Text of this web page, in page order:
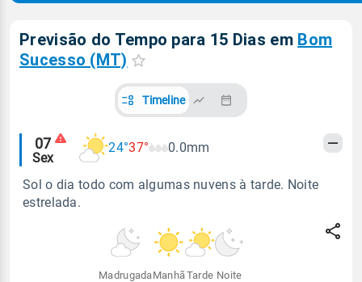
Previsão do Tempo para 15 Dias em Bom
Sucesso (MT)
Timeline
Alertas
meteorológicos
07
Sex
24°37° 0.0mm
Sol o dia todo com algumas nuvens à tarde. Noite
estrelada.
Madrugada Manhã Tarde Noite